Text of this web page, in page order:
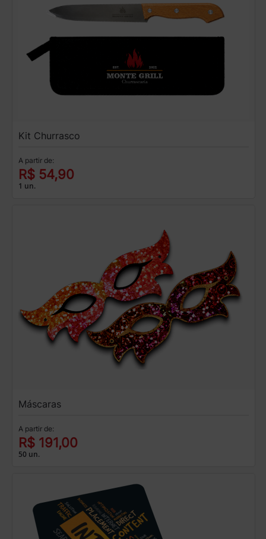
Kit Churrasco
A partir de:
R$ 54,90
1 un.
Máscaras
A partir de:
R$ 191,00
50 un.